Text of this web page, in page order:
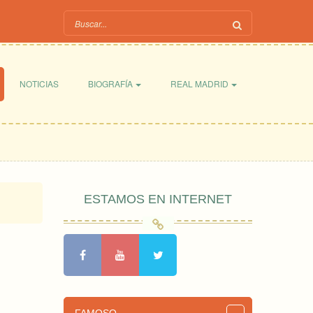
NOTICIAS BIOGRAFÍA REAL MADRID
ESTAMOS EN INTERNET